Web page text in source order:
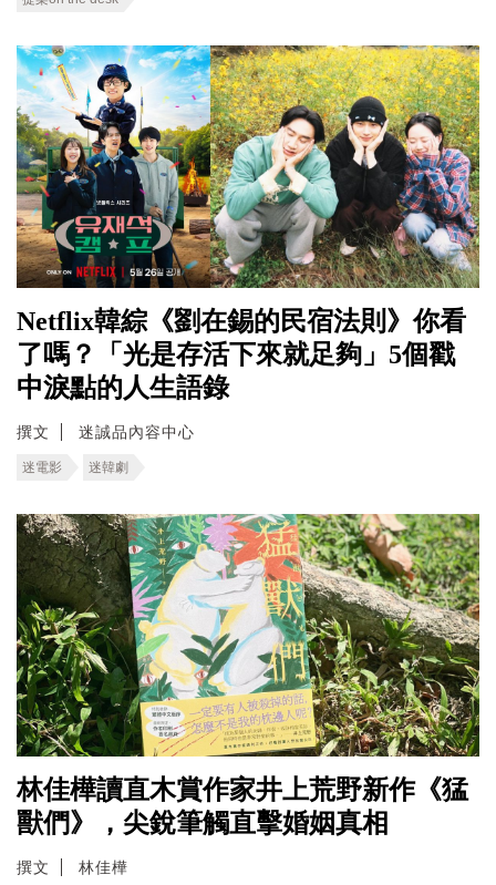
Netflix韓綜《劉在錫的民宿法則》你看
了嗎？「光是存活下來就足夠」5個戳
中淚點的人生語錄
撰文 迷誠品內容中心
迷電影 迷韓劇
林佳樺讀直木賞作家井上荒野新作《猛
獸們》，尖銳筆觸直擊婚姻真相
撰文 林佳樺